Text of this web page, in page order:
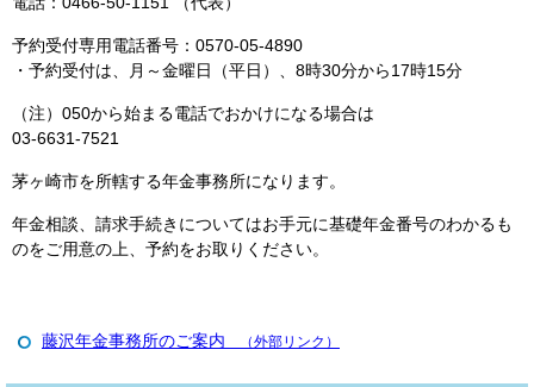
予約受付専用電話番号：0570-05-4890
・予約受付は、月～金曜日（平日）、8時30分から17時15分
（注）050から始まる電話でおかけになる場合は
03-6631-7521
茅ヶ崎市を所轄する年金事務所になります。
年金相談、請求手続きについてはお手元に基礎年金番号のわかるも
のをご用意の上、予約をお取りください。
藤沢年金事務所のご案内 （外部リンク）